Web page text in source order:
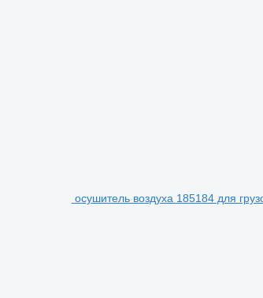
осушитель воздуха 185184 для